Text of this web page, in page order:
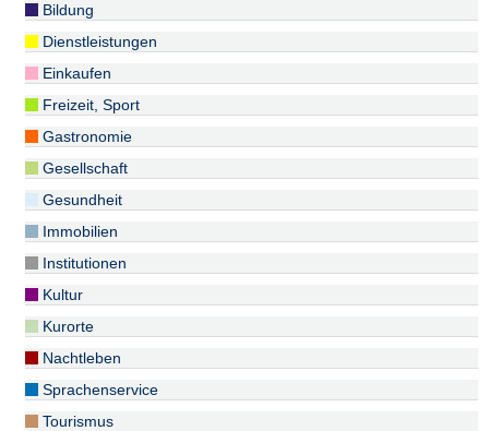
Bildung
Dienstleistungen
Einkaufen
Freizeit, Sport
Gastronomie
Gesellschaft
Gesundheit
Immobilien
Institutionen
Kultur
Kurorte
Nachtleben
Sprachenservice
Tourismus